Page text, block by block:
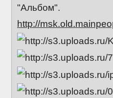
"Альбом".
http://